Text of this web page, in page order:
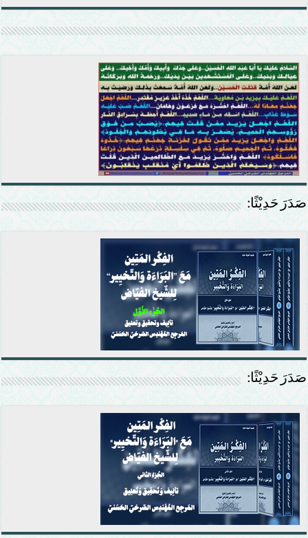
صَدَرَ حَدِيْثًا:
صَدَرَ حَدِيْثًا: